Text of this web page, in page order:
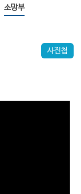
소망부
사진첩